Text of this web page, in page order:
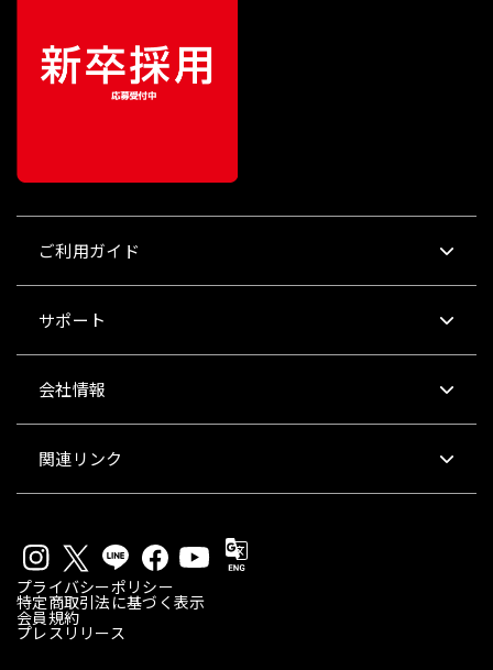
ご利用ガイド
サポート
会社情報
関連リンク
プライバシーポリシー
特定商取引法に基づく表示
会員規約
プレスリリース